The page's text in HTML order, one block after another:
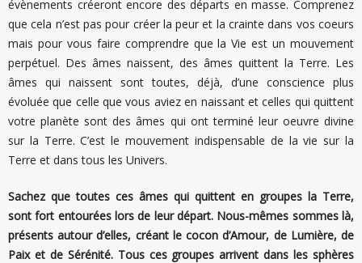
évènements créeront encore des départs en masse. Comprenez
que cela n’est pas pour créer la peur et la crainte dans vos coeurs
mais pour vous faire comprendre que la Vie est un mouvement
perpétuel. Des âmes naissent, des âmes quittent la Terre. Les
âmes qui naissent sont toutes, déjà, d’une conscience plus
évoluée que celle que vous aviez en naissant et celles qui quittent
votre planète sont des âmes qui ont terminé leur oeuvre divine
sur la Terre. C’est le mouvement indispensable de la vie sur la
Terre et dans tous les Univers.
Sachez que toutes ces âmes qui quittent en groupes la Terre,
sont fort entourées lors de leur départ. Nous-mêmes sommes là,
présents autour d’elles, créant le cocon d’Amour, de Lumière, de
Paix et de Sérénité. Tous ces groupes arrivent dans les sphères